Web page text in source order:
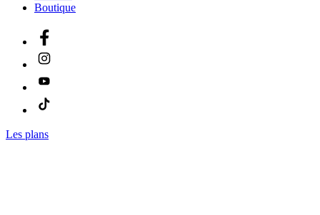
Boutique
Les plans